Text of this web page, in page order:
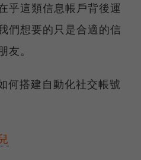
乎這類信息帳戶背後運
們想要的只是合適的信
友。
搭建自動化社交帳號